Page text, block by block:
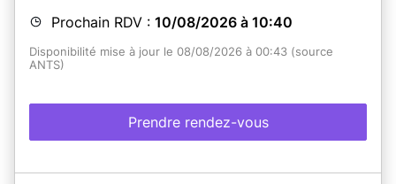
Prochain RDV : 10/08/2026 à 10:40
Disponibilité mise à jour le 08/08/2026 à 00:43 (source
ANTS)
Prendre rendez-vous